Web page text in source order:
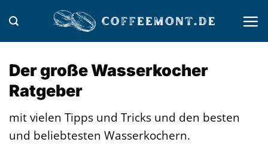
Inhalt
springen
Der große Wasserkocher
Ratgeber
mit vielen Tipps und Tricks und den besten
und beliebtesten Wasserkochern.